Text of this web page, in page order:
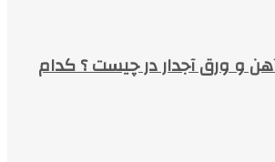
و ورق آجدار در چیست ؟ کدام